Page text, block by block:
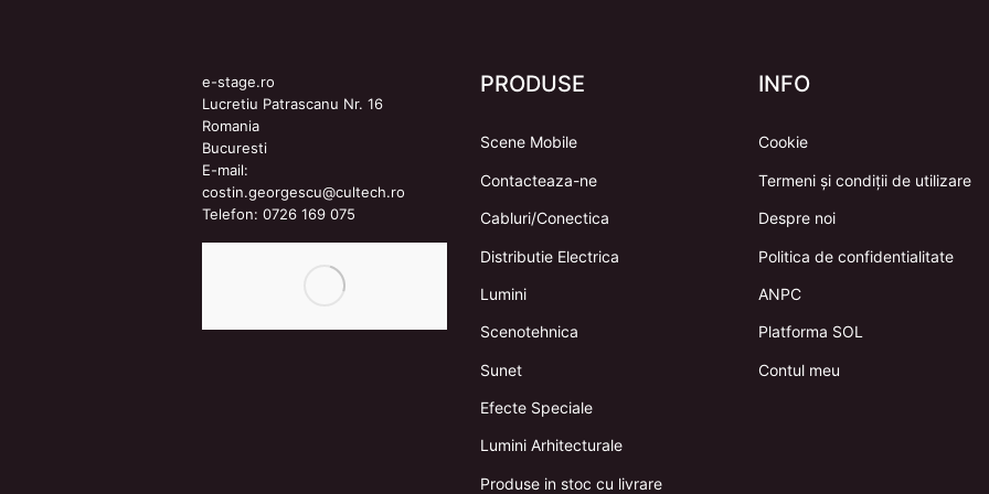
e-stage.ro
Lucretiu Patrascanu Nr. 16
Romania
Bucuresti
E-mail:
costin.georgescu@cultech.ro
Telefon: 0726 169 075
PRODUSE
Scene Mobile
Contacteaza-ne
Cabluri/Conectica
Distributie Electrica
Lumini
Scenotehnica
Sunet
Efecte Speciale
Lumini Arhitecturale
Produse in stoc cu livrare
INFO
Cookie
Termeni și condiții de utilizare
Despre noi
Politica de confidentialitate
ANPC
Platforma SOL
Contul meu